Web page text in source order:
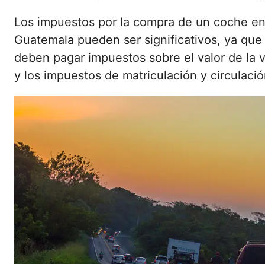
Los impuestos por la compra de un coche en
Guatemala pueden ser significativos, ya que
deben pagar impuestos sobre el valor de la
y los impuestos de matriculación y